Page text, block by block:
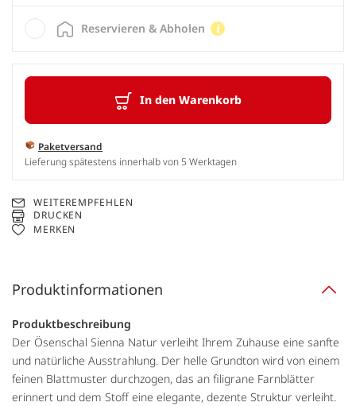
In den Warenkorb
Paketversand
Lieferung spätestens innerhalb von 5 Werktagen
Reservieren & Abholen
WEITEREMPFEHLEN
DRUCKEN
MERKEN
Produktinformationen
Produktbeschreibung
Der Ösenschal Sienna Natur verleiht Ihrem Zuhause eine sanfte
und natürliche Ausstrahlung. Der helle Grundton wird von einem
feinen Blattmuster durchzogen, das an filigrane Farnblätter
erinnert und dem Stoff eine elegante, dezente Struktur verleiht.